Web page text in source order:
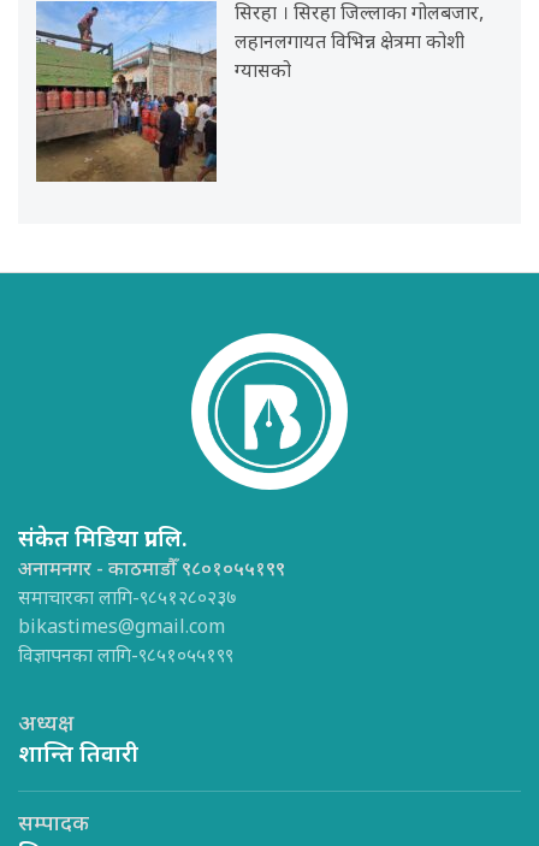
सिरहा । सिरहा जिल्लाका गोलबजार,
लहानलगायत विभिन्न क्षेत्रमा कोशी
ग्यासको
संकेत मिडिया प्रा.लि.
अनामनगर - काठमाडौँ ९८०१०५५१९९
समाचारका लागि-९८५१२८०२३७
bikastimes@gmail.com
विज्ञापनका लागि-९८५१०५५१९९
अध्यक्ष
शान्ति तिवारी
सम्पादक